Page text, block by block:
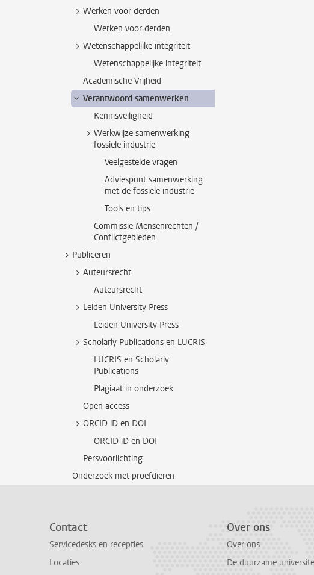
Werken voor derden
Werken voor derden
Wetenschappelijke integriteit
Wetenschappelijke integriteit
Academische Vrijheid
Verantwoord samenwerken
Kennisveiligheid
Werkwijze samenwerking
fossiele industrie
Veelgestelde vragen
Adviespunt samenwerking
met de fossiele industrie
Tools en tips
Commissie Mensenrechten /
Conflictgebieden
Publiceren
Auteursrecht
Auteursrecht
Leiden University Press
Leiden University Press
Scholarly Publications en LUCRIS
LUCRIS en Scholarly
Publications
Plagiaat in onderzoek
Open access
ORCID iD en DOI
ORCID iD en DOI
Persvoorlichting
Onderzoek met proefdieren
Contact
Servicedesks en recepties
Locaties
Over ons
Over ons
De duurzame